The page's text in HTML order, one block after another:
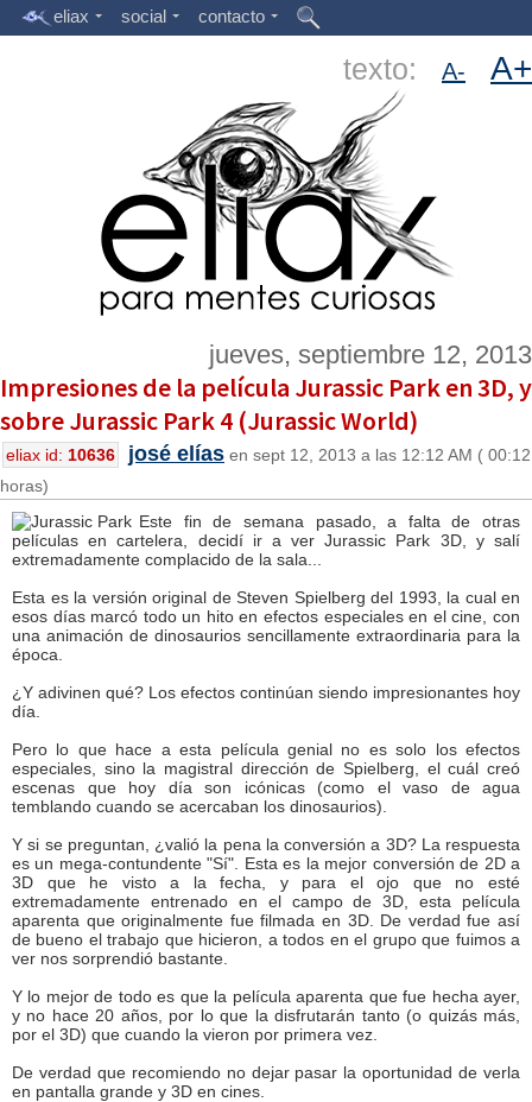
eliax social contacto
texto: A- A+
jueves, septiembre 12, 2013
Impresiones de la película Jurassic Park en 3D, y
sobre Jurassic Park 4 (Jurassic World)
eliax id: 10636 josé elías en sept 12, 2013 a las 12:12 AM ( 00:12
horas)
Este fin de semana pasado, a falta de otras
películas en cartelera, decidí ir a ver Jurassic Park 3D, y salí
extremadamente complacido de la sala...
Esta es la versión original de Steven Spielberg del 1993, la cual en
esos días marcó todo un hito en efectos especiales en el cine, con
una animación de dinosaurios sencillamente extraordinaria para la
época.
¿Y adivinen qué? Los efectos continúan siendo impresionantes hoy
día.
Pero lo que hace a esta película genial no es solo los efectos
especiales, sino la magistral dirección de Spielberg, el cuál creó
escenas que hoy día son icónicas (como el vaso de agua
temblando cuando se acercaban los dinosaurios).
Y si se preguntan, ¿valió la pena la conversión a 3D? La respuesta
es un mega-contundente "Sí". Esta es la mejor conversión de 2D a
3D que he visto a la fecha, y para el ojo que no esté
extremadamente entrenado en el campo de 3D, esta película
aparenta que originalmente fue filmada en 3D. De verdad fue así
de bueno el trabajo que hicieron, a todos en el grupo que fuimos a
ver nos sorprendió bastante.
Y lo mejor de todo es que la película aparenta que fue hecha ayer,
y no hace 20 años, por lo que la disfrutarán tanto (o quizás más,
por el 3D) que cuando la vieron por primera vez.
De verdad que recomiendo no dejar pasar la oportunidad de verla
en pantalla grande y 3D en cines.